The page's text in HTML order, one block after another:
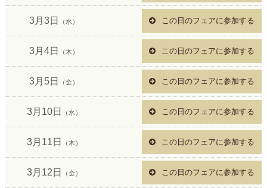
3月3日 （水） この日のフェアに参加する
3月4日 （木） この日のフェアに参加する
3月5日 （金） この日のフェアに参加する
3月10日 （水） この日のフェアに参加する
3月11日 （木） この日のフェアに参加する
3月12日 （金） この日のフェアに参加する